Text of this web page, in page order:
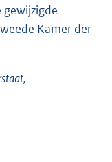
gewijzigde
Kamer der